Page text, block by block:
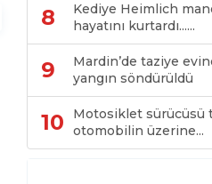
8
Kediye Heimlich
hayatını kurtardı......
9
Mardin’de taziye
yangın söndürüldü
10
Motosiklet sürücüsü
otomobilin üzerine...